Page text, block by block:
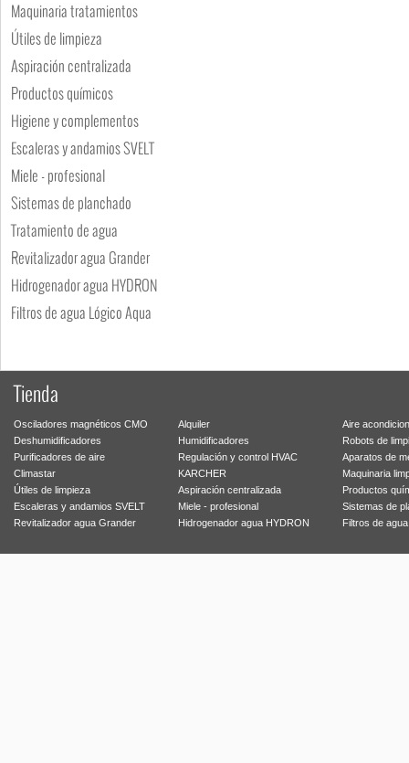
Maquinaria tratamientos
Útiles de limpieza
Aspiración centralizada
Productos químicos
Higiene y complementos
Escaleras y andamios SVELT
Miele - profesional
Sistemas de planchado
Tratamiento de agua
Revitalizador agua Grander
Hidrogenador agua HYDRON
Filtros de agua Lógico Aqua
Tienda
Osciladores magnéticos CMO Alquiler
Aire
Deshumidificadores
Humidificadores
Robots de
Purificadores de aire
Regulación y control HVAC
Aparatos de
Climastar
KARCHER
Maquinaria
Útiles de limpieza
Aspiración centralizada
Productos
Escaleras y andamios SVELT
Miele - profesional
Sistemas de
Revitalizador agua Grander
Hidrogenador agua HYDRON Filtros de